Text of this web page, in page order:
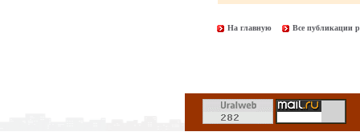
На главную Все публикации